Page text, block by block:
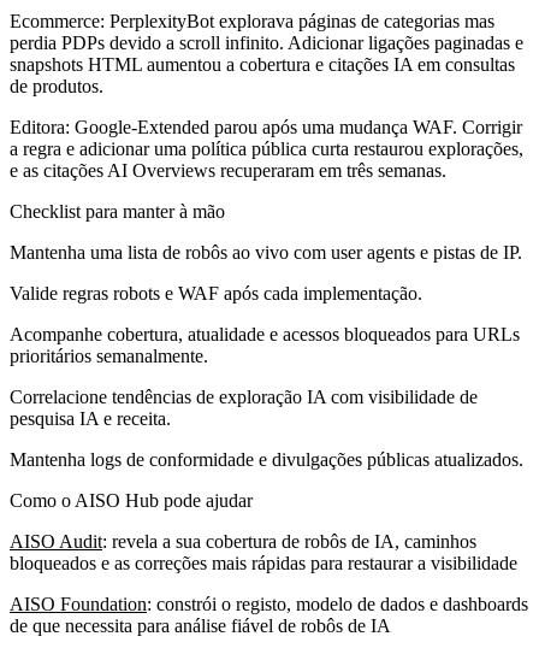
Ecommerce: PerplexityBot explorava páginas de categorias mas
perdia PDPs devido a scroll infinito. Adicionar ligações paginadas e
snapshots HTML aumentou a cobertura e citações IA em consultas
de produtos.
Editora: Google-Extended parou após uma mudança WAF. Corrigir
a regra e adicionar uma política pública curta restaurou explorações,
e as citações AI Overviews recuperaram em três semanas.
Checklist para manter à mão
Mantenha uma lista de robôs ao vivo com user agents e pistas de IP.
Valide regras robots e WAF após cada implementação.
Acompanhe cobertura, atualidade e acessos bloqueados para URLs
prioritários semanalmente.
Correlacione tendências de exploração IA com visibilidade de
pesquisa IA e receita.
Mantenha logs de conformidade e divulgações públicas atualizados.
Como o AISO Hub pode ajudar
AISO Audit: revela a sua cobertura de robôs de IA, caminhos
bloqueados e as correções mais rápidas para restaurar a visibilidade
AISO Foundation: constrói o registo, modelo de dados e dashboards
de que necessita para análise fiável de robôs de IA